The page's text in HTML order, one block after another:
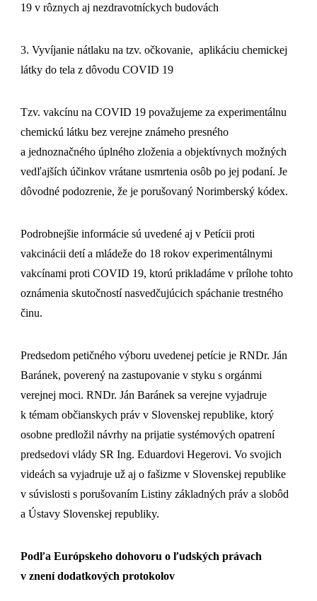
19 v rôznych aj nezdravotníckych budovách
3. Vyvíjanie nátlaku na tzv. očkovanie, aplikáciu chemickej
látky do tela z dôvodu COVID 19
Tzv. vakcínu na COVID 19 považujeme za experimentálnu
chemickú látku bez verejne známeho presného
a jednoznačného úplného zloženia a objektívnych možných
vedľajších účinkov vrátane usmrtenia osôb po jej podaní. Je
dôvodné podozrenie, že je porušovaný Norimberský kódex.
Podrobnejšie informácie sú uvedené aj v Petícii proti
vakcinácii detí a mládeže do 18 rokov experimentálnymi
vakcínami proti COVID 19, ktorú prikladáme v prílohe tohto
oznámenia skutočností nasvedčujúcich spáchanie trestného
činu.
Predsedom petičného výboru uvedenej petície je RNDr. Ján
Baránek, poverený na zastupovanie v styku s orgánmi
verejnej moci. RNDr. Ján Baránek sa verejne vyjadruje
k témam občianskych práv v Slovenskej republike, ktorý
osobne predložil návrhy na prijatie systémových opatrení
predsedovi vlády SR Ing. Eduardovi Hegerovi. Vo svojich
videách sa vyjadruje už aj o fašizme v Slovenskej republike
v súvislosti s porušovaním Listiny základných práv a slobôd
a Ústavy Slovenskej republiky.
Podľa Európskeho dohovoru o ľudských právach
v znení dodatkových protokolov